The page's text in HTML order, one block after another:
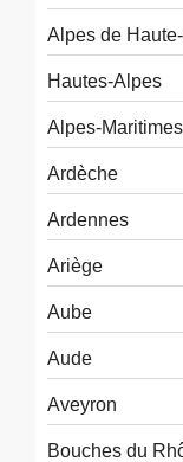
Alpes de
Hautes-Alpes
Alpes-Maritimes
Ardèche
Ardennes
Ariège
Aube
Aude
Aveyron
Bouches du